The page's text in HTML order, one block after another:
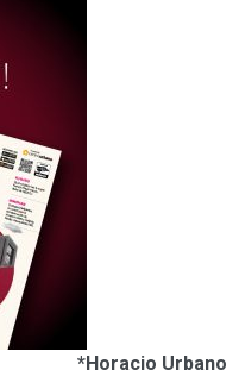
*Horacio Urbano